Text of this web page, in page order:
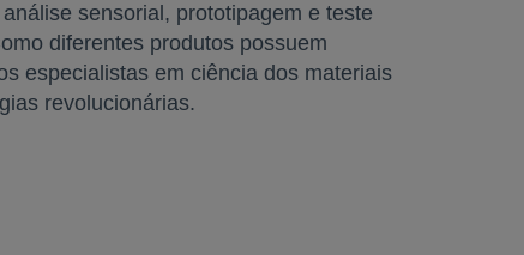
sensorial, prototipagem e teste
diferentes produtos possuem
especialistas em ciência dos materiais
revolucionárias.